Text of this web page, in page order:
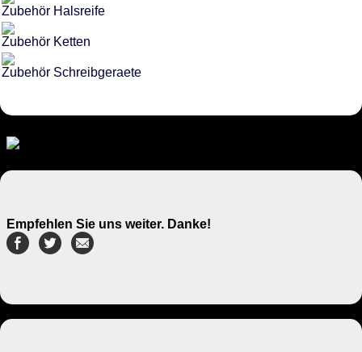
Zubehör Halsreife
Zubehör Ketten
Zubehör Schreibgeraete
Empfehlen Sie uns weiter. Danke!